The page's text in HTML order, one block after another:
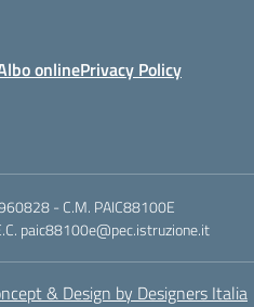
onlinePrivacy Policy
- C.M. PAIC88100E
paic88100e@pec.istruzione.it
& Design by Designers Italia